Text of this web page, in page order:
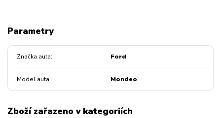
Parametry
Značka auta Ford
Model auta Mondeo
Zboží zařazeno v kategoriích